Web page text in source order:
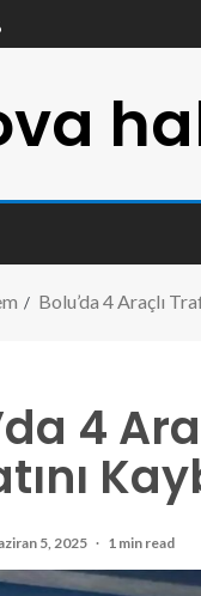
Bolu’da 4 Araçlı
4
5, 2025 1 min read